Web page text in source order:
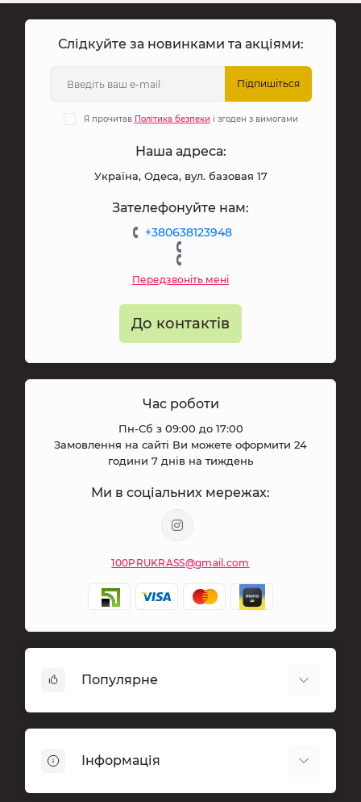
Слідкуйте за новинками та акціями:
Підпишіться
Я прочитав Політика безпеки і згоден з вимогами
Наша адреса:
Україна, Одеса, вул. базовая 17
Зателефонуйте нам:
+380638123948
Передзвоніть мені
До контактів
Час роботи
Пн-Сб з 09:00 до 17:00
Замовлення на сайті Ви можете оформити 24
години 7 днів на тиждень
Ми в соціальних мережах:
100PRUKRASS@gmail.com
Популярне
Магніти сувенірні
Сувеніри
Інформація